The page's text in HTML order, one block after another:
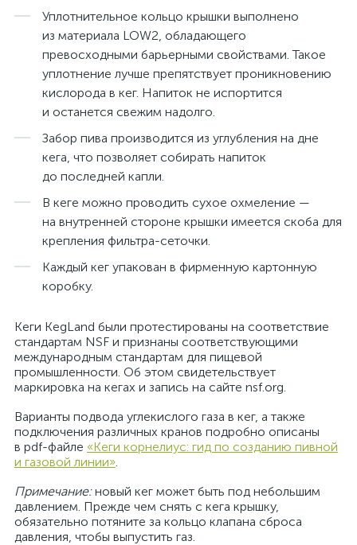
Уплотнительное кольцо крышки выполнено
из материала LOW2, обладающего
превосходными барьерными свойствами. Такое
уплотнение лучше препятствует проникновению
кислорода в кег. Напиток не испортится
и останется свежим надолго.
Забор пива производится из углубления на дне
кега, что позволяет собирать напиток
до последней капли.
В кеге можно проводить сухое охмеление —
на внутренней стороне крышки имеется скоба для
крепления фильтра-сеточки.
Каждый кег упакован в фирменную картонную
коробку.
Кеги KegLand были протестированы на соответствие
стандартам NSF и признаны соответствующими
международным стандартам для пищевой
промышленности. Об этом свидетельствует
маркировка на кегах и запись на сайте nsf.org.
Варианты подвода углекислого газа в кег, а также
подключения различных кранов подробно описаны
в pdf-файле «Кеги корнелиус: гид по созданию пивной
и газовой линии».
Примечание:новый кег может быть под небольшим
давлением. Прежде чем снять с кега крышку,
обязательно потяните за кольцо клапана сброса
давления, чтобы выпустить газ.